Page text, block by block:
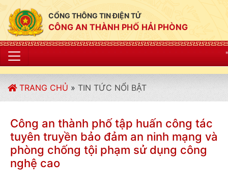
CỔNG THÔNG TIN ĐIỆN TỬ
CÔNG AN THÀNH PHỐ HẢI PHÒNG
"CÔNG AN THÀNH
TRANG CHỦ » TIN TỨC NỔI BẬT
Công an thành phố tập huấn công tác
tuyên truyền bảo đảm an ninh mạng và
phòng chống tội phạm sử dụng công
nghệ cao